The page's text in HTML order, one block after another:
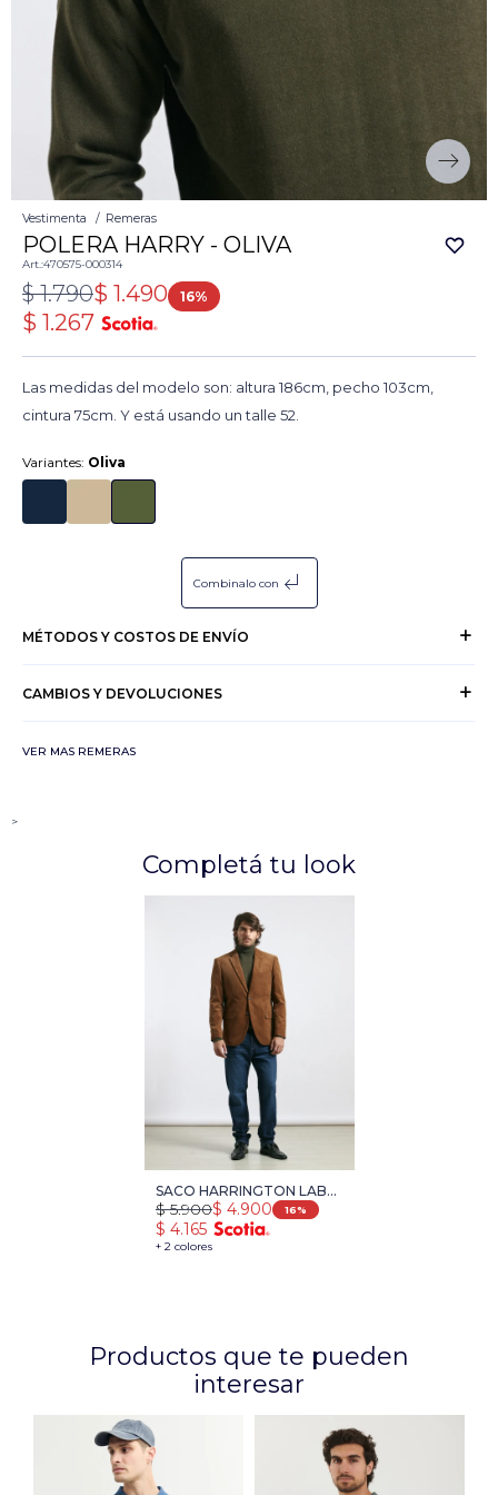
Vestimenta Remeras
POLERA HARRY - OLIVA
470575-000314
$ 1.490
$ 1.790 16
$ 1.267
Las medidas del modelo son: altura 186cm, pecho 103cm,
cintura 75cm. Y está usando un talle 52.
Variantes: Oliva
Combinalo con subdirectory_arrow_left
MÉTODOS Y COSTOS DE ENVÍO
CAMBIOS Y DEVOLUCIONES
VER MAS REMERAS
>
Completá tu look
SACO HARRINGTON LABEL
- CAMEL
+ 2 colores
$ 4.900
$ 5.900 16
$ 4.165
Productos que te pueden
interesar